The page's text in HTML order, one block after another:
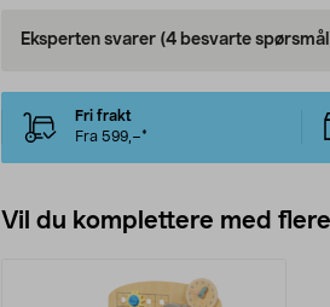
Eksperten svarer (4 besvarte
Fri frakt
Fra 599,–*
Vil du komplettere med